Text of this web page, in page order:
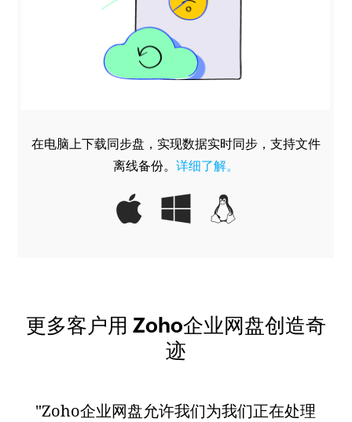
在电脑上下载同步盘，实现数据实时同步，支持文件
离线备份。 详细了解。
更多客户用 Zoho企业网盘创造奇
迹
"Zoho企业网盘允许我们为我们正在处理